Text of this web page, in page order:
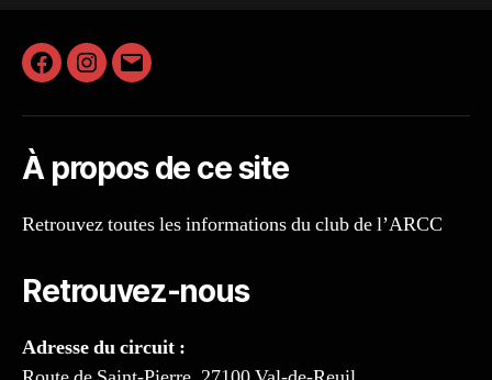
Facebook
Instagram
E-
À propos de ce site
Retrouvez toutes les informations du club de l’ARCC
Retrouvez-nous
Adresse du circuit :